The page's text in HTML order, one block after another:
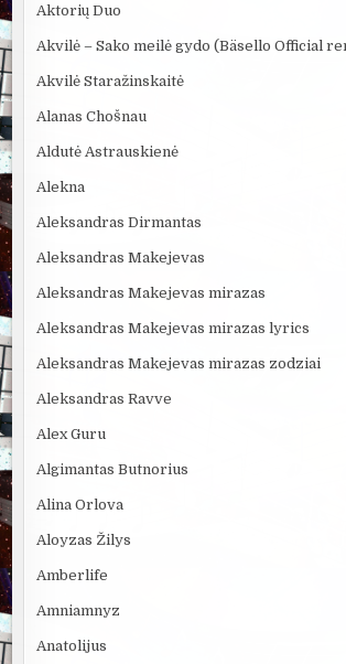
Aktorių Duo
Akvilė – Sako meilė gydo (Bäsello Official
Akvilė Staražinskaitė
Alanas Chošnau
Aldutė Astrauskienė
Alekna
Aleksandras Dirmantas
Aleksandras Makejevas
Aleksandras Makejevas mirazas
Aleksandras Makejevas mirazas lyrics
Aleksandras Makejevas mirazas zodziai
Aleksandras Ravve
Alex Guru
Algimantas Butnorius
Alina Orlova
Aloyzas Žilys
Amberlife
Amniamnyz
Anatolijus